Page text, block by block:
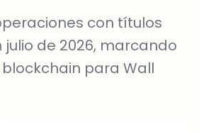
con títulos
de 2026, marcando
para Wall